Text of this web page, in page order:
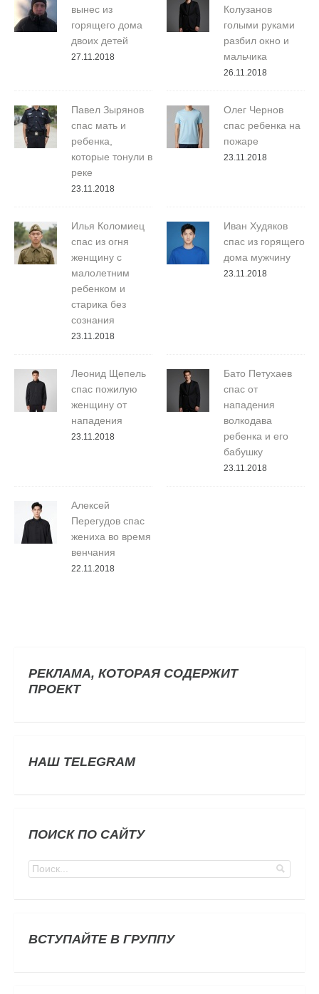
вынес из
горящего дома
двоих детей
27.11.2018
Колузанов
голыми руками
разбил окно и
мальчика
26.11.2018
Павел Зырянов
спас мать и
ребенка,
которые тонули в
реке
23.11.2018
Олег Чернов
спас ребенка на
пожаре
23.11.2018
Илья Коломиец
спас из огня
женщину с
малолетним
ребенком и
старика без
сознания
23.11.2018
Иван Худяков
спас из горящего
дома мужчину
23.11.2018
Леонид Щепель
спас пожилую
женщину от
нападения
23.11.2018
Бато Петухаев
спас от
нападения
волкодава
ребенка и его
бабушку
23.11.2018
Алексей
Перегудов спас
жениха во время
венчания
22.11.2018
РЕКЛАМА, КОТОРАЯ СОДЕРЖИТ
ПРОЕКТ
НАШ TELEGRAM
ПОИСК ПО САЙТУ
ВСТУПАЙТЕ В ГРУППУ